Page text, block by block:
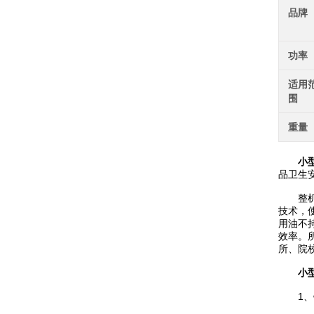
品牌
功率
适用
围
重量
小
品卫生
整机
技术，
用油不
效率。
所、院
小
1、锅